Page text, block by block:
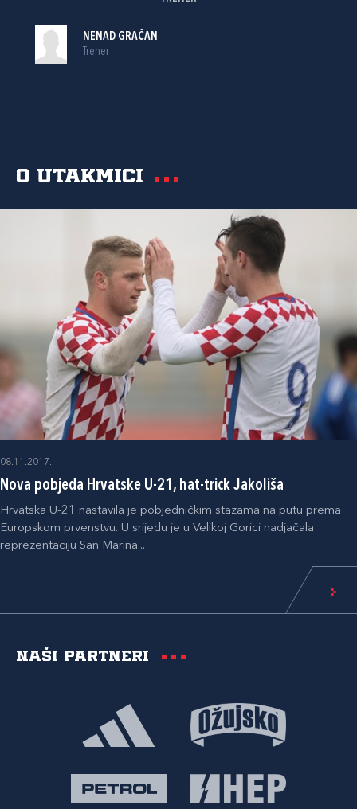
NENAD GRAČAN
Trener
O utakmici
08.11.2017.
Nova pobjeda Hrvatske U-21, hat-trick Jakoliša
Hrvatska U-21 nastavila je pobjedničkim stazama na putu prema
Europskom prvenstvu. U srijedu je u Velikoj Gorici nadjačala
reprezentaciju San Marina...
Naši partneri